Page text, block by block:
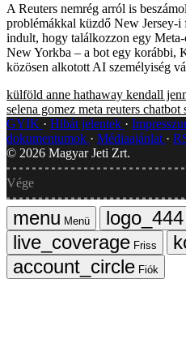
A Reuters nemrég arról is
problémákkal küzdő New Jersey-
indult, hogy találkozzon egy
New Yorkba – a bot egy korábbi,
közösen alkotott AI személyiség
külföld anne hathaway kendall
selena gomez meta reuters chatbot
GYIK
Hibát jelentek
dokumentumok
Médiaajánlat
© 2026 Magyar Jeti Zrt.
Vége
Menü
Friss
Fiók